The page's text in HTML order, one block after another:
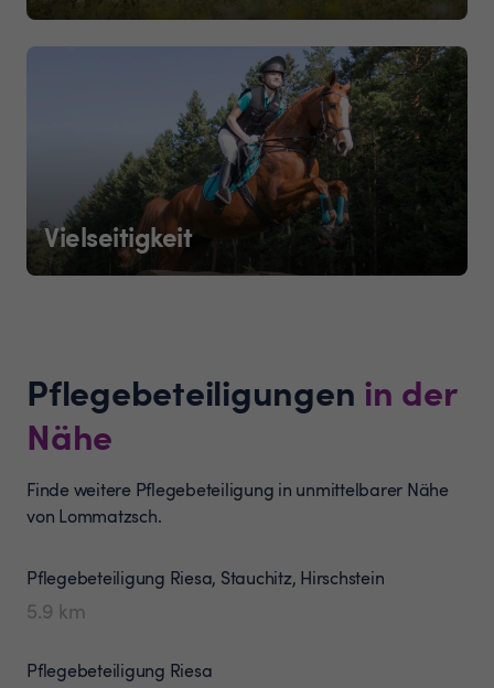
Vielseitigkeit
Pflegebeteiligungen in der
Nähe
Finde weitere Pflegebeteiligung in unmittelbarer Nähe
von Lommatzsch.
Pflegebeteiligung Riesa, Stauchitz, Hirschstein
5.9 km
Pflegebeteiligung Riesa